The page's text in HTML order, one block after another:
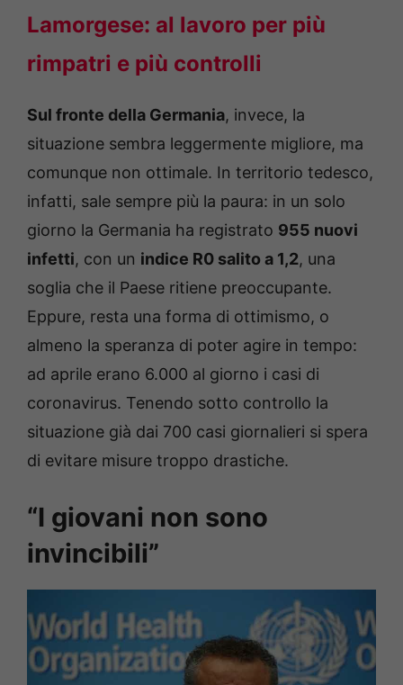
Lamorgese: al lavoro per più
rimpatri e più controlli
Sul fronte della Germania, invece, la
situazione sembra leggermente migliore, ma
comunque non ottimale. In territorio tedesco,
infatti, sale sempre più la paura: in un solo
giorno la Germania ha registrato 955 nuovi
infetti, con un indice R0 salito a 1,2, una
soglia che il Paese ritiene preoccupante.
Eppure, resta una forma di ottimismo, o
almeno la speranza di poter agire in tempo:
ad aprile erano 6.000 al giorno i casi di
coronavirus. Tenendo sotto controllo la
situazione già dai 700 casi giornalieri si spera
di evitare misure troppo drastiche.
“I giovani non sono
invincibili”